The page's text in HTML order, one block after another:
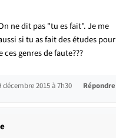
ne dit pas "tu es fait". Je me
si tu as fait des études pour
genres de faute???
décembre 2015 à 7h30 Répondre